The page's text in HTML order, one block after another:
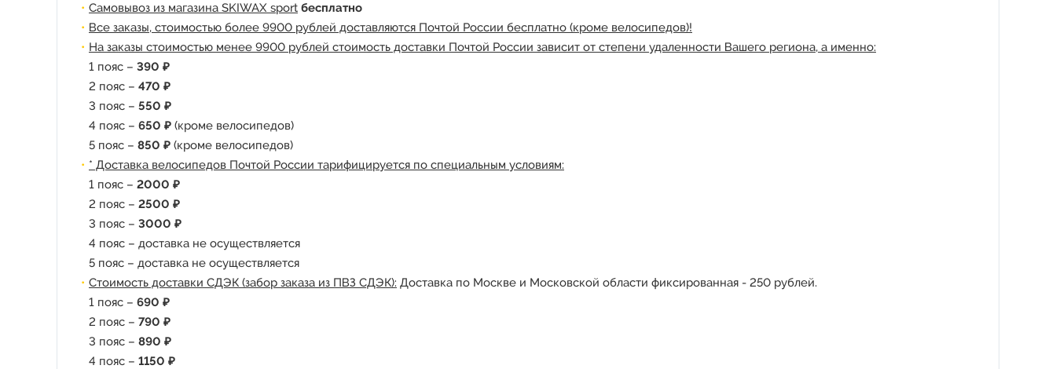
Самовывоз из магазина SKIWAX sport бесплатно
Все заказы, стоимостью более 9900 рублей доставляются Почтой России бесплатно (кроме велосипедов)!
На заказы стоимостью менее 9900 рублей стоимость доставки Почтой России зависит от степени удаленности Вашего региона, а именно:
1 пояс – 390 ₽
2 пояс – 470 ₽
3 пояс – 550 ₽
4 пояс – 650 ₽ (кроме велосипедов)
5 пояс – 850 ₽ (кроме велосипедов)
* Доставка велосипедов Почтой России тарифицируется по специальным условиям:
1 пояс – 2000 ₽
2 пояс – 2500 ₽
3 пояс – 3000 ₽
4 пояс – доставка не осуществляется
5 пояс – доставка не осуществляется
Стоимость доставки СДЭК (забор заказа из ПВЗ СДЭК): Доставка по Москве и Московской области фиксированная - 250 рублей.
1 пояс – 690 ₽
2 пояс – 790 ₽
3 пояс – 890 ₽
4 пояс – 1150 ₽